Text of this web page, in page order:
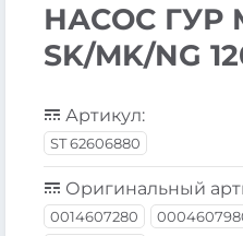
НАСОС ГУР
SK/MK/NG
Артикул:
ST 62606880
Оригинальный
0014607280